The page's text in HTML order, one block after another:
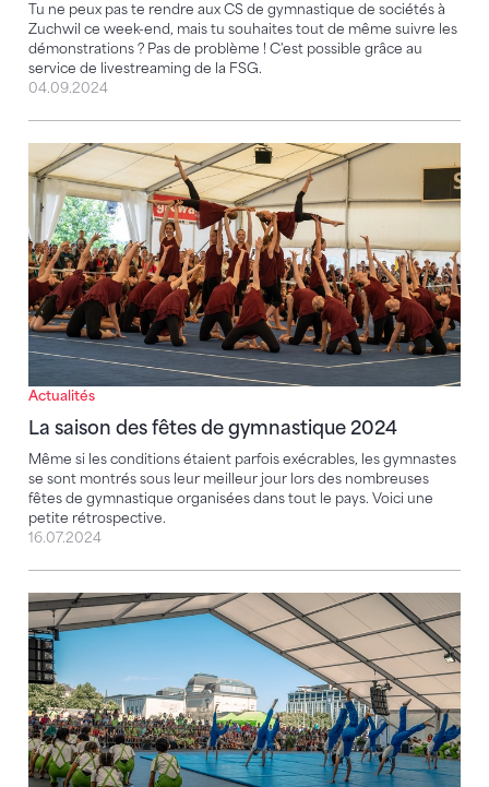
Tu ne peux pas te rendre aux CS de gymnastique de sociétés à
Zuchwil ce week-end, mais tu souhaites tout de même suivre les
démonstrations ? Pas de problème ! C'est possible grâce au
service de livestreaming de la FSG.
04.09.2024
Actualités
La saison des fêtes de gymnastique 2024
Même si les conditions étaient parfois exécrables, les gymnastes
se sont montrés sous leur meilleur jour lors des nombreuses
fêtes de gymnastique organisées dans tout le pays. Voici une
petite rétrospective.
La saison des fêtes de gymnastique 2024
16.07.2024
Comme une Gymnaestrada, mais en plus petit